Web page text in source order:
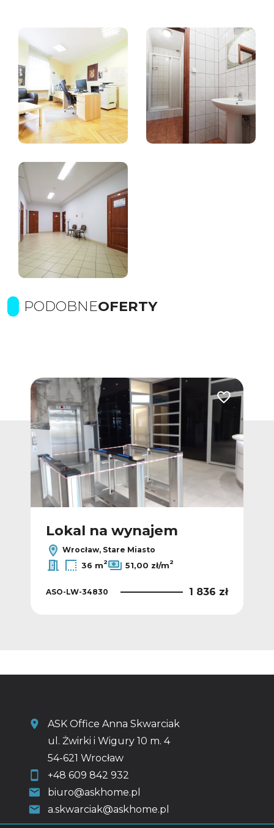
PODOBNEOFERTY
Dodaj do ulubionych Dodaj do
Lokal na wynajem
Wrocław, Stare Miasto
36 m2 51,00 zł/m2
ASO-LW-34830 1 836 zł
ASK Office Anna Skwarciak
ul. Żwirki i Wigury 10 m. 4
54-621 Wrocław
+48 609 842 932
biuro@askhome.pl
a.skwarciak@askhome.pl